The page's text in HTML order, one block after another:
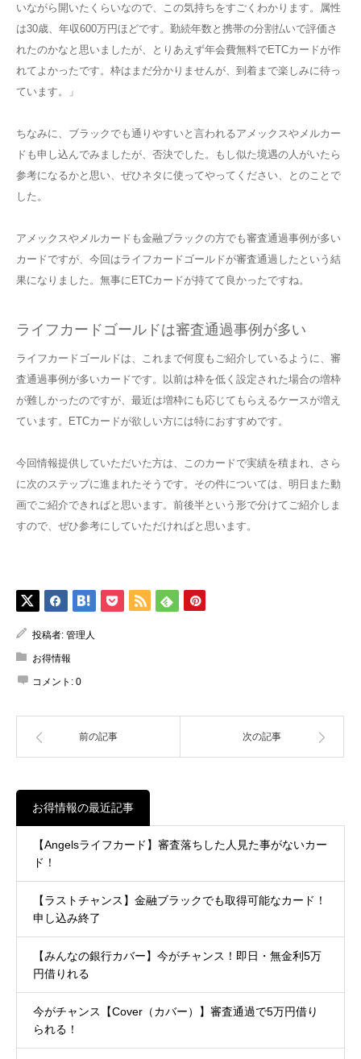
いながら開いたくらいなので、この気持ちをすごくわかります。属性
は30歳、年収600万円ほどです。勤続年数と携帯の分割払いで評価さ
れたのかなと思いましたが、とりあえず年会費無料でETCカードが作
れてよかったです。枠はまだ分かりませんが、到着まで楽しみに待っ
ています。」
ちなみに、ブラックでも通りやすいと言われるアメックスやメルカー
ドも申し込んでみましたが、否決でした。もし似た境遇の人がいたら
参考になるかと思い、ぜひネタに使ってやってください、とのことで
した。
アメックスやメルカードも金融ブラックの方でも審査通過事例が多い
カードですが、今回はライフカードゴールドが審査通過したという結
果になりました。無事にETCカードが持てて良かったですね。
ライフカードゴールドは審査通過事例が多い
ライフカードゴールドは、これまで何度もご紹介しているように、審
査通過事例が多いカードです。以前は枠を低く設定された場合の増枠
が難しかったのですが、最近は増枠にも応じてもらえるケースが増え
ています。ETCカードが欲しい方には特におすすめです。
今回情報提供していただいた方は、このカードで実績を積まれ、さら
に次のステップに進まれたそうです。その件については、明日また動
画でご紹介できればと思います。前後半という形で分けてご紹介しま
すので、ぜひ参考にしていただければと思います。
投稿者: 管理人
お得情報
コメント: 0
前の記事 次の記事
お得情報の最近記事
【Angelsライフカード】審査落ちした人見た事がないカー
ド！
【ラストチャンス】金融ブラックでも取得可能なカード！
申し込み終了
【みんなの銀行カバー】今がチャンス！即日・無金利5万
円借りれる
今がチャンス【Cover（カバー）】審査通過で5万円借り
られる！